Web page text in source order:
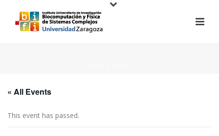
« All Events
This event has passed.